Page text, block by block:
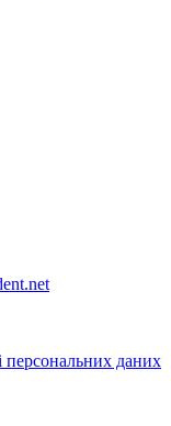
персональних даних